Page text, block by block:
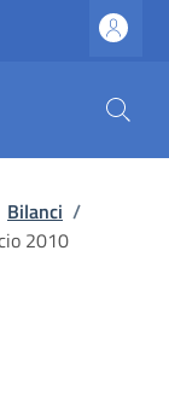
Bilanci /
2010